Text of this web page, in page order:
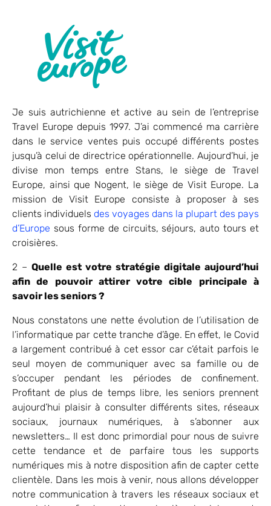
Je suis autrichienne et active au sein de l’entreprise
Travel Europe depuis 1997. J’ai commencé ma carrière
dans le service ventes puis occupé différents postes
jusqu’à celui de directrice opérationnelle. Aujourd’hui, je
divise mon temps entre Stans, le siège de Travel
Europe, ainsi que Nogent, le siège de Visit Europe. La
mission de Visit Europe consiste à proposer à ses
clients individuels des voyages dans la plupart des pays
d’Europe sous forme de circuits, séjours, auto tours et
croisières.
2 – Quelle est votre stratégie digitale aujourd’hui
afin de pouvoir attirer votre cible principale à
savoir les seniors ?
Nous constatons une nette évolution de l’utilisation de
l’informatique par cette tranche d’âge. En effet, le Covid
a largement contribué à cet essor car c’était parfois le
seul moyen de communiquer avec sa famille ou de
s’occuper pendant les périodes de confinement.
Profitant de plus de temps libre, les seniors prennent
aujourd’hui plaisir à consulter différents sites, réseaux
sociaux, journaux numériques, à s’abonner aux
newsletters… Il est donc primordial pour nous de suivre
cette tendance et de parfaire tous les supports
numériques mis à notre disposition afin de capter cette
clientèle. Dans les mois à venir, nous allons développer
notre communication à travers les réseaux sociaux et